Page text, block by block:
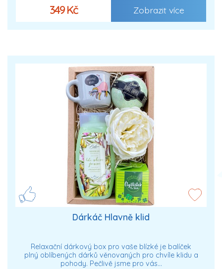
349 Kč Zobrazit více
Dárkáč Hlavně klid
Relaxační dárkový box pro vaše blízké je balíček
plný oblíbených dárků věnovaných pro chvíle klidu a
pohody. Pečlivě jsme pro vás…